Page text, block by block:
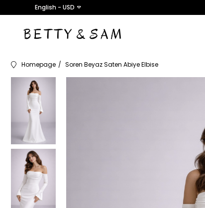
English - USD
Homepage Soren Beyaz Saten Abiye Elbise